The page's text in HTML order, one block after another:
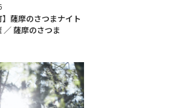
】薩摩のさつまナイト
薩摩のさつま